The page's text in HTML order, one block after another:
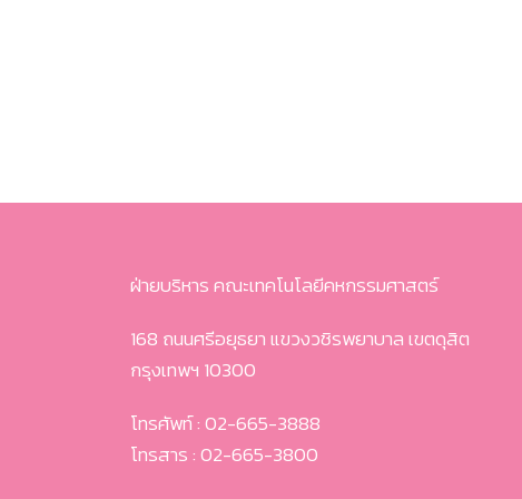
ฝ่ายบริหาร คณะเทคโนโลยีคหกรรมศาสตร์
168 ถนนศรีอยุธยา แขวงวชิรพยาบาล เขตดุสิต
กรุงเทพฯ 10300
โทรศัพท์ : 02-665-3888
โทรสาร : 02-665-3800